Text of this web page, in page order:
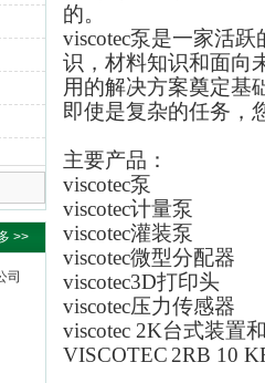
>>
司
的。
viscotec泵是一家活
识，材料知识和面向
用的解决方案奠定基
即使是复杂的任务，
主要产品：
viscotec泵
viscotec计量泵
viscotec灌装泵
viscotec微型分配器
viscotec3D打印头
viscotec压力传感器
viscotec 2K台式装置
VISCOTEC 2RB 10